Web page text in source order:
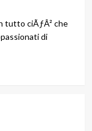
tutto ciÃƒÂ² che
di